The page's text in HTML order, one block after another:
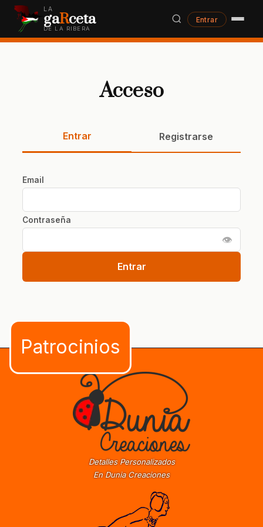
LA
gaRceta
DE LA RIBERA
Entrar
Acceso
Entrar Registrarse
Email
Contraseña
👁
Entrar
Detalles Personalizados
En Dunia Creaciones